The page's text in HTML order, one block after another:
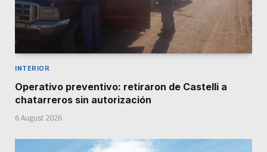
INTERIOR
Operativo preventivo: retiraron de Castelli a
chatarreros sin autorización
6 August 2026